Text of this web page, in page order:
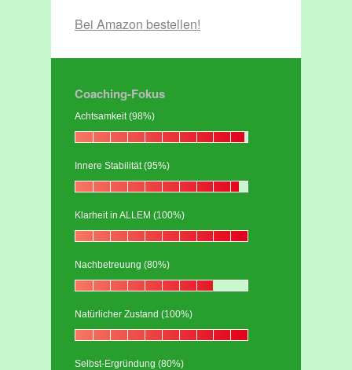
Bei Amazon bestellen!
Coaching-Fokus
Achtsamkeit (98%)
Innere Stabilität (95%)
Klarheit in ALLEM (100%)
Nachbetreuung (80%)
Natürlicher Zustand (100%)
Selbst-Ergründung (80%)